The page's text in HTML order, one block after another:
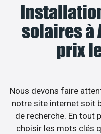
solaires à
prix
Nous devons faire
notre site internet soit
de recherche. En tout
choisir les mots clés